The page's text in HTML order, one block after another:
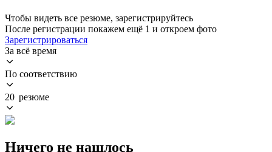
Чтобы видеть все резюме, зарегистрируйтесь
После регистрации покажем ещё 1 и откроем фото
Зарегистрироваться
За всё время
По соответствию
20 резюме
Ничего не нашлось